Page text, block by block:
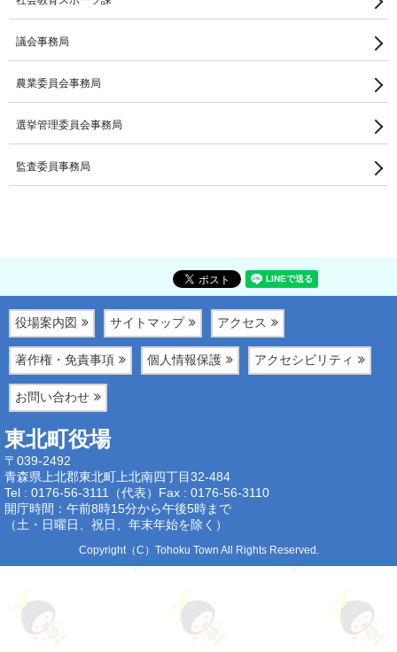
議会事務局
農業委員会事務局
選挙管理委員会事務局
監査委員事務局
役場案内図 サイトマップ アクセス
著作権・免責事項 個人情報保護 アクセシビリティ
お問い合わせ
東北町役場
〒039-2492
青森県上北郡東北町上北南四丁目32-484
Tel : 0176-56-3111（代表） Fax : 0176-56-3110
開庁時間：午前8時15分から午後5時まで
（土・日曜日、祝日、年末年始を除く）
Copyright（C）Tohoku Town All Rights Reserved.